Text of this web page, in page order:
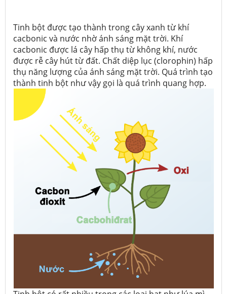
Tinh bột được tạo thành trong cây xanh từ khí
cacbonic và nước nhờ ánh sáng mặt trời. Khí
cacbonic được lá cây hấp thụ từ không khí, nước
được rễ cây hút từ đất. Chất diệp lục (clorophin) hấp
thụ năng lượng của ánh sáng mặt trời. Quá trình tạo
thành tinh bột như vậy gọi là quá trình quang hợp.